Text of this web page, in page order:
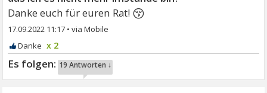
Danke euch für euren Rat! 😚
17.09.2022 11:17 •
x 2
19 Antworten ↓